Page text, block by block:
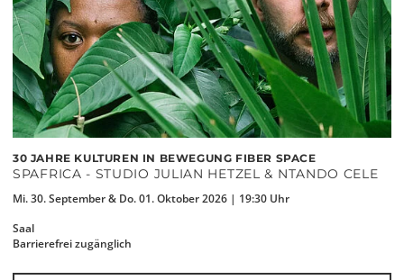
30 JAHRE KULTUREN IN BEWEGUNG FIBER SPACE
SPAFRICA - STUDIO JULIAN HETZEL & NTANDO CELE
Mi. 30. September & Do. 01. Oktober 2026 | 19:30 Uhr
Saal
Barrierefrei zugänglich